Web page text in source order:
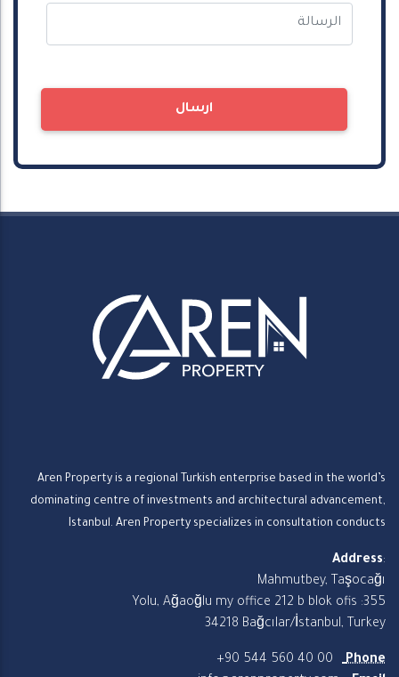
ارسال
Aren Property is a regional Turkish enterprise based in the world’s
dominating centre of investments and architectural advancement,
Istanbul. Aren Property specializes in consultation conducts
Address:
Mahmutbey, Taşocağı
Yolu, Ağaoğlu my office 212 b blok ofis :355
34218 Bağcılar/İstanbul, Turkey
Phone
+90 544 560 40 00